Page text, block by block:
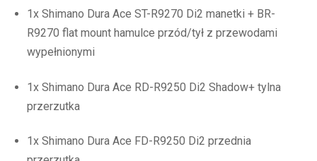
1x Shimano Dura Ace ST-R9270 Di2 manetki + BR-
R9270 flat mount hamulce przód/tył z przewodami
wypełnionymi
1x Shimano Dura Ace RD-R9250 Di2 Shadow+ tylna
przerzutka
1x Shimano Dura Ace FD-R9250 Di2 przednia